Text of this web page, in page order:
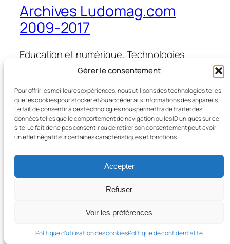
Gérer le consentement
Pour offrir les meilleures expériences, nous utilisons des technologies telles
que les cookies pour stocker et/ou accéder aux informations des appareils.
Le fait de consentir à ces technologies nous permettra de traiter des
données telles que le comportement de navigation ou les ID uniques sur ce
site. Le fait de ne pas consentir ou de retirer son consentement peut avoir
un effet négatif sur certaines caractéristiques et fonctions.
Accepter
Refuser
Voir les préférences
Politique d’utilisation des cookiesPolitique de confidentialité
Archives Ludomag.com
2009-2017
Education et numérique, Technologies
d'Apprentissage, e-learning, serious games,
et formation
Blog
À propos
FAQ
Évènements
Boutique
Compositions
Thèmes
Conçu avec